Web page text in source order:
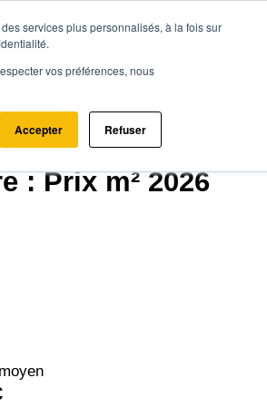
services plus personnalisés, à la fois sur
vos préférences, nous
Accepter Refuser
(44980)
: Prix m² 2026